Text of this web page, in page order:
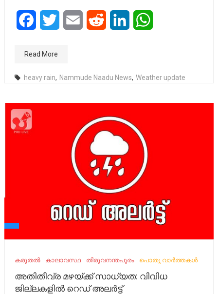
FacebookTwitter Email Reddit LinkedIn
Read More
heavy rain, Nammude Naadu News, Weather update
കരുതൽ കാലാവസ്ഥ തിരുവനന്തപുരം പൊതു വാർത്തകൾ
അതിതീവ്ര മഴയ്ക്ക് സാധ്യത: വിവിധ
ജില്ലകളിൽ റെഡ് അലർട്ട്